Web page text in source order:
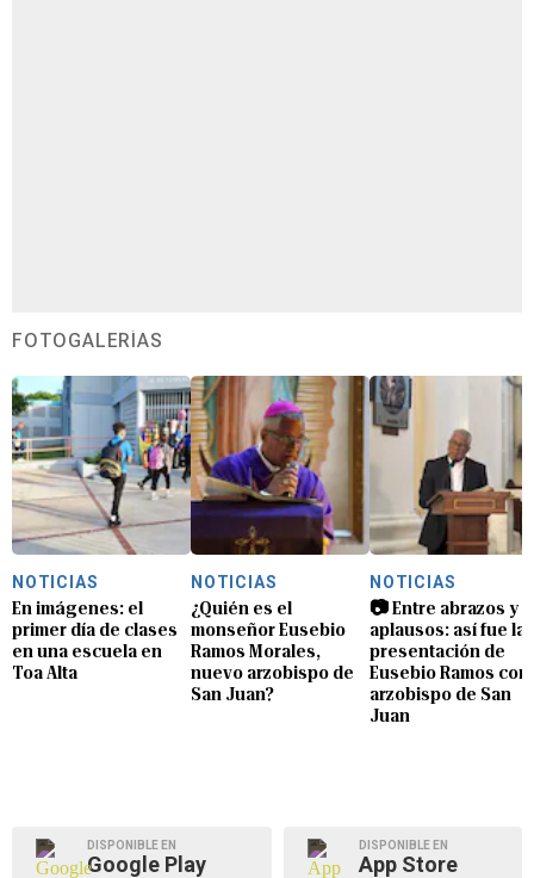
FOTOGALERÍAS
NOTICIAS
En imágenes: el
primer día de clases
en una escuela en
Toa Alta
NOTICIAS
¿Quién es el
monseñor Eusebio
Ramos Morales,
nuevo arzobispo de
San Juan?
NOTICIAS
📷 Entre abrazos y
aplausos: así fue la
presentación de
Eusebio Ramos
arzobispo de San
Juan
DISPONIBLE EN
Google Play
DISPONIBLE EN
App Store